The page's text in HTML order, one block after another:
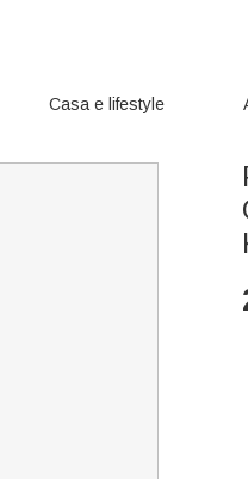
Casa e lifestyle